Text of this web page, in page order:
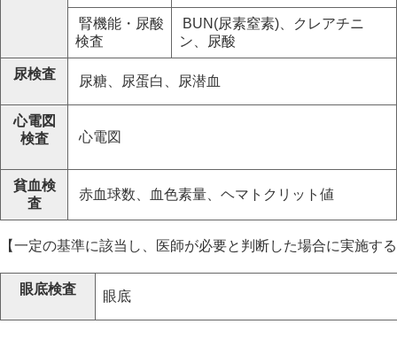
腎機能・尿酸
検査
BUN(尿素窒素)、クレアチニ
ン、尿酸
尿検査 尿糖、尿蛋白、尿潜血
心電図
検査
心電図
貧血検
査
赤血球数、血色素量、ヘマトクリット値
【一定の基準に該当し、医師が必要と判断した場合に実施す
眼底検査 眼底